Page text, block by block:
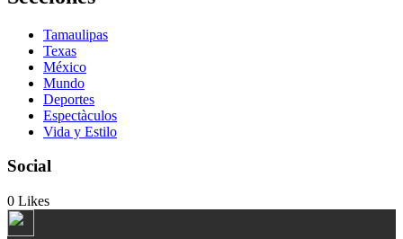
Tamaulipas
Texas
México
Mundo
Deportes
Espectàculos
Vida y Estilo
Social
0 Likes